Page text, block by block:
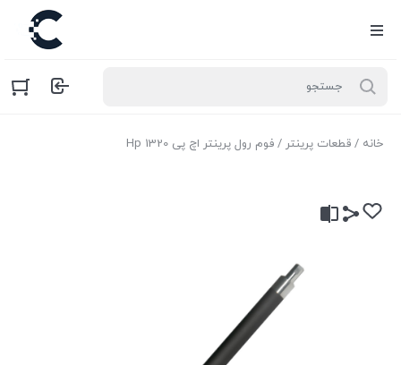
خانه / قطعات پرینتر / فوم رول پرینتر اچ پی Hp 1320